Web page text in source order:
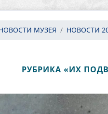
МУЗЕЯ НОВОСТИ
РУБРИКА «ИХ